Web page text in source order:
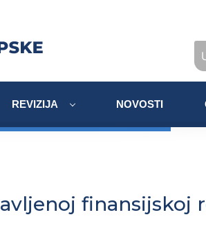
REVIZIJA NOVOSTI
finansijskoj